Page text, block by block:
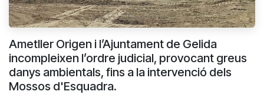
Ametller Origen i l’Ajuntament de Gelida
incompleixen l’ordre judicial, provocant greus
danys ambientals, fins a la intervenció dels
Mossos d'Esquadra.